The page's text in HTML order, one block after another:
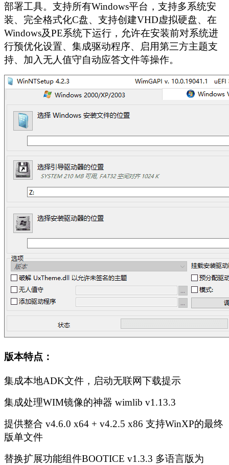
部署工具。支持所有Windows平台，支持多系统安
装、完全格式化C盘、支持创建VHD虚拟硬盘、在
Windows及PE系统下运行，允许在安装前对系统进
行预优化设置、集成驱动程序、启用第三方主题支
持、加入无人值守自动应答文件等操作。
版本特点：
集成本地ADK文件，启动无联网下载提示
集成处理WIM镜像的神器 wimlib v1.13.3
提供整合 v4.6.0 x64 + v4.2.5 x86 支持WinXP的最终
版单文件
替换扩展功能组件BOOTICE v1.3.3 多语言版为